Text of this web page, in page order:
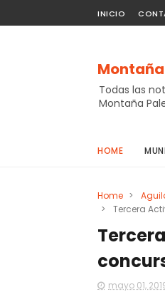
INICIO
Todas las
Montaña
HOME
Home >
>
Tercera
mayo 01,